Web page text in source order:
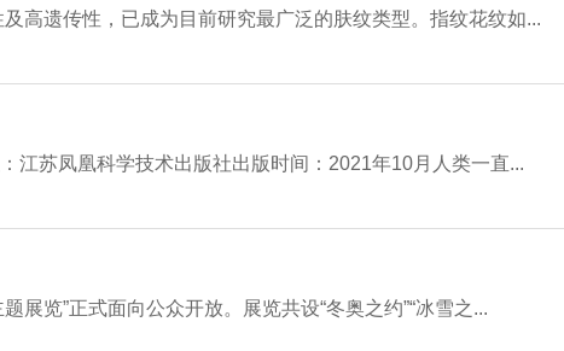
高遗传性，已成为目前研究最广泛的肤纹类型。指纹花纹如...
江苏凤凰科学技术出版社出版时间：2021年10月人类一直...
览”正式面向公众开放。展览共设“冬奥之约”“冰雪之...